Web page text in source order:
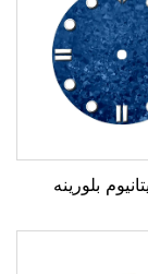
بلورینه